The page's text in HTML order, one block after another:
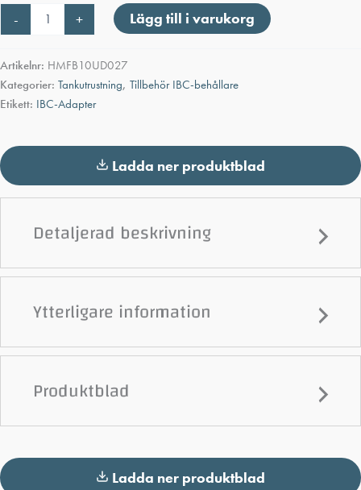
-
adapter
x
gänga
1"
+ Lägg till i varukorg
Artikelnr: HMFB10UD027
Kategorier: Tankutrustning, Tillbehör IBC-behållare
Etikett: IBC-Adapter
Ladda ner produktblad
Detaljerad beskrivning
Ytterligare information
Produktblad
Ladda ner produktblad